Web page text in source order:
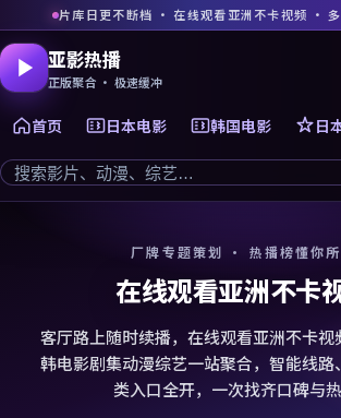
片库日更不断档 · 在线观看亚洲不卡视频 ·
亚影热播
正版聚合 · 极速缓冲
首页 日本电影 韩国电影 日
厂牌专题策划 · 热播榜懂你
在线观看亚洲不卡
客厅路上随时续播，在线观看亚洲不卡视
韩电影剧集动漫综艺一站聚合，智能线路
类入口全开，一次找齐口碑与热